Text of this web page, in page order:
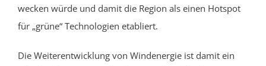
wecken würde und damit die Region als einen Hotspot
für „grüne“ Technologien etabliert.
Die Weiterentwicklung von Windenergie ist damit ein